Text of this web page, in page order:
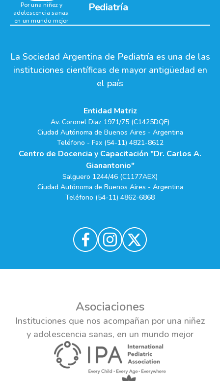
Pediatría
Por una niñez y
adolescencia sanas,
en un mundo mejor
La Sociedad Argentina de Pediatría es una de las
instituciones científicas de mayor antigüedad en
el país
Entidad Matriz
Av. Coronel Diaz 1971/75 (C1425DQF)
Ciudad Autónoma de Buenos Aires - Argentina
Teléfono - Fax (54-11) 4821-8612
Centro de Docencia y Capacitación "Dr. Carlos A.
Gianantonio"
Salguero 1244/46 (C1177AEX)
Ciudad Autónoma de Buenos Aires - Argentina
Teléfono (54-11) 4862-6868
Asociaciones
Instituciones que nos acompañan por una niñez
y adolescencia sanas, en un mundo mejor